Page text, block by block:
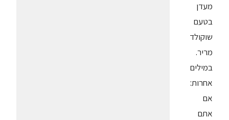
מעדן
בטעם
שוקולד
מריר.
במילים
אחרות:
אם
אתם